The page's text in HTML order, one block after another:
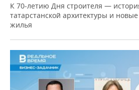
К 70-летию Дня строителя —
татарстанской архитектуры и
жилья